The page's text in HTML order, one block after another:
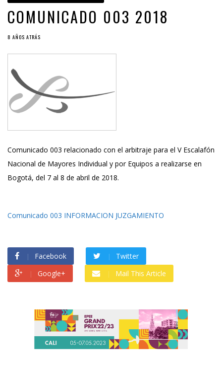
COMUNICADO 003 2018
8 AÑOS ATRÁS
Comunicado 003 relacionado con el arbitraje para el V Escalafón
Nacional de Mayores Individual y por Equipos a realizarse en
Bogotá, del 7 al 8 de abril de 2018.
Comunicado 003 INFORMACION JUZGAMIENTO
Facebook
Twitter
Google+
Mail This Article